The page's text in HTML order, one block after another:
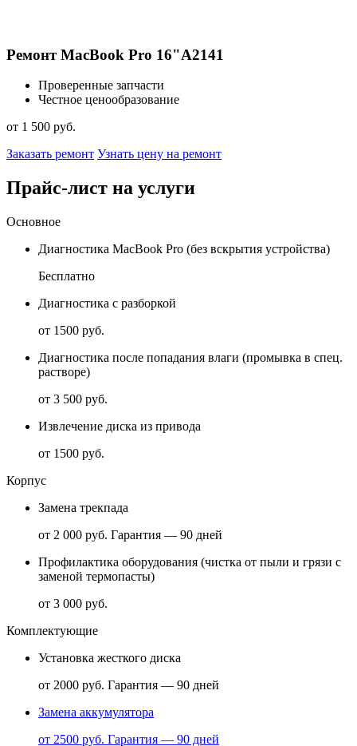
Ремонт MacBook Pro 16"A2141
Проверенные запчасти
Честное ценообразование
от 1 500 руб.
Заказать ремонт Узнать цену на ремонт
Прайс-лист на услуги
Основное
Диагностика MacBook Pro (без вскрытия устройства)
Бесплатно
Диагностика с разборкой
от 1500 руб.
Диагностика после попадания влаги (промывка в спец.
растворе)
от 3 500 руб.
Извлечение диска из привода
от 1500 руб.
Корпус
Замена трекпада
от 2 000 руб. Гарантия — 90 дней
Профилактика оборудования (чистка от пыли и грязи с
заменой термопасты)
от 3 000 руб.
Комплектующие
Установка жесткого диска
от 2000 руб. Гарантия — 90 дней
Замена аккумулятора
от 2500 руб. Гарантия — 90 дней